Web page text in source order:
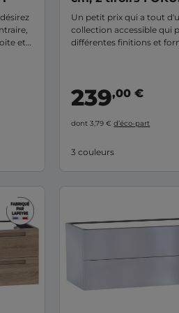
et
les
Un petit prix qui a tout
collection accessible qui
différentes finitions et
239,00 €
dont 3,79 €d’éco-part
3 couleurs